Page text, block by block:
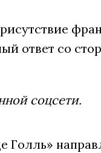
ответ со
соцсети.